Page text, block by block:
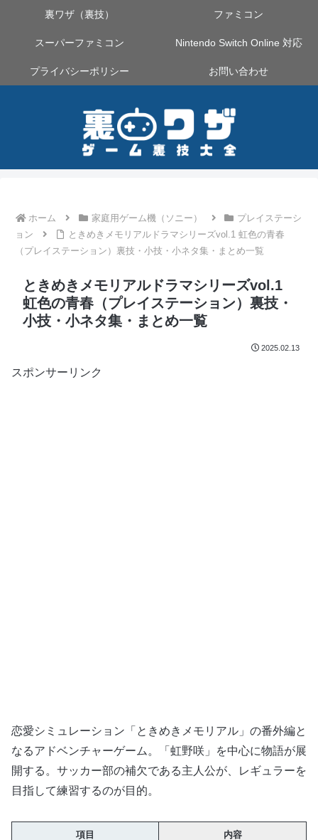
裏ワザ（裏技） ファミコン
スーパーファミコン Nintendo Switch Online 対応
プライバシーポリシー お問い合わせ
ホーム 家庭用ゲーム機（ソニー）
プレイステーシ
ョン
ときめきメモリアルドラマシリーズvol.1 虹色の青春
（プレイステーション）裏技・小技・小ネタ集・まとめ一覧
ときめきメモリアルドラマシリーズvol.1
虹色の青春（プレイステーション）裏技・
小技・小ネタ集・まとめ一覧
2025.02.13
スポンサーリンク
恋愛シミュレーション「ときめきメモリアル」の番外編と
なるアドベンチャーゲーム。「虹野咲」を中心に物語が展
開する。サッカー部の補欠である主人公が、レギュラーを
目指して練習するのが目的。
項目 内容